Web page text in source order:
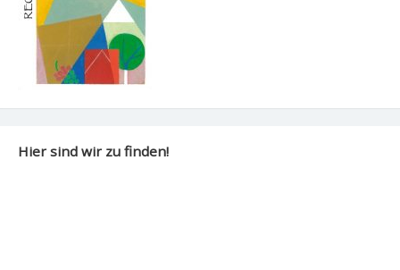
Hier sind wir zu finden!